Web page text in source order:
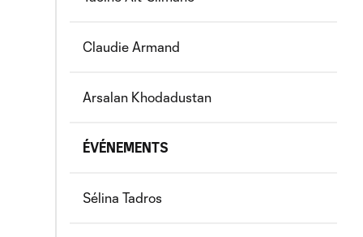
Claudie Armand
Arsalan Khodadustan
ÉVÉNEMENTS
Sélina Tadros